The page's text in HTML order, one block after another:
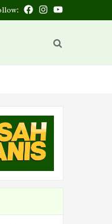
Facebook
Instagram
You